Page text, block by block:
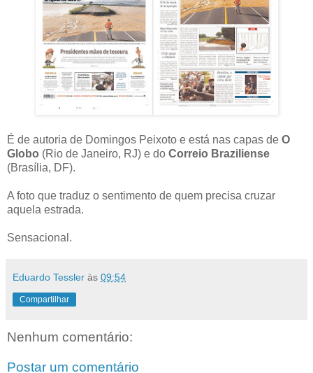
É de autoria de Domingos Peixoto e está nas capas de O
Globo (Rio de Janeiro, RJ) e do Correio Braziliense
(Brasília, DF).
A foto que traduz o sentimento de quem precisa cruzar
aquela estrada.
Sensacional.
Eduardo Tessler às 09:54
Compartilhar
Nenhum comentário:
Postar um comentário